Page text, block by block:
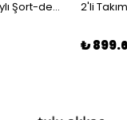
2'li Takım Askı Detaylı Şort-desenli Gömlek
₺